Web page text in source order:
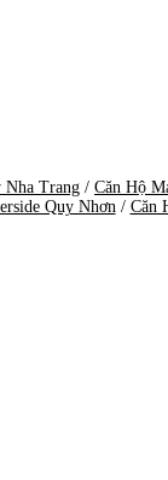
Nha Trang / Căn Hộ
Quy Nhơn / Căn